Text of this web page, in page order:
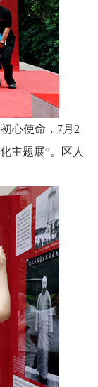
心使命，7月2
主题展”。区人